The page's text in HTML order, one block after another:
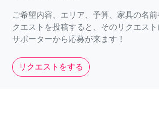
ご希望内容、エリア、予算、家具の名
クエストを投稿すると、そのリクエス
サポーターから応募が来ます！
リクエストをする